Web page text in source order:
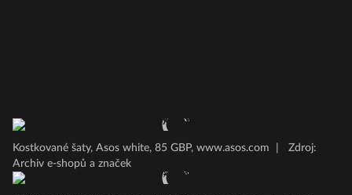
Kostkované šaty, Asos white, 85 GBP, www.asos.com
Zdroj:
Archiv e-shopů a značek